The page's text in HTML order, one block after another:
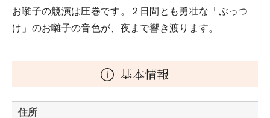
お囃子の競演は圧巻です。２日間とも勇壮な「ぶっつ
け」のお囃子の音色が、夜まで響き渡ります。
基本情報
住所